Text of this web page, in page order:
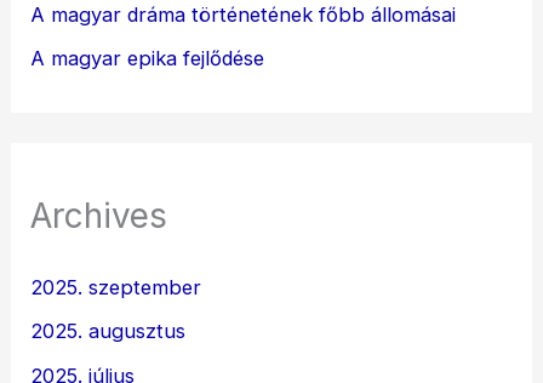
A magyar dráma történetének főbb állomásai
A magyar epika fejlődése
Archives
2025. szeptember
2025. augusztus
2025. július